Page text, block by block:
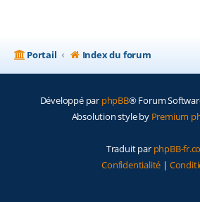
Portail Index du forum
Développé par phpBB® Forum
Absolution style by Premium
Traduit par phpBB-
Confidentialité |